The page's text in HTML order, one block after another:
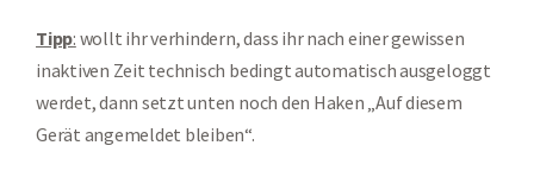
Tipp: wollt ihr verhindern, dass ihr nach einer gewissen
inaktiven Zeit technisch bedingt automatisch ausgeloggt
werdet, dann setzt unten noch den Haken „Auf diesem
Gerät angemeldet bleiben“.